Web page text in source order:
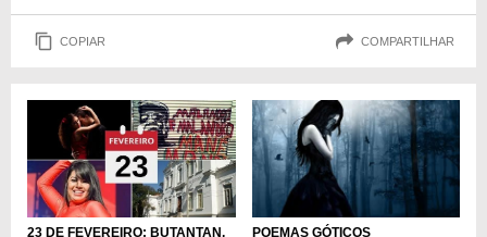
COPIAR COMPARTILHAR
23 DE FEVEREIRO: BUTANTAN,
POEMAS GÓTICOS